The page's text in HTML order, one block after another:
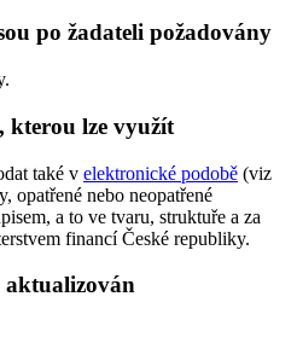
po žadateli požadovány
kterou lze využít
také v elektronické podobě (viz
opatřené nebo neopatřené
a to ve tvaru, struktuře a za
financí České republiky.
aktualizován